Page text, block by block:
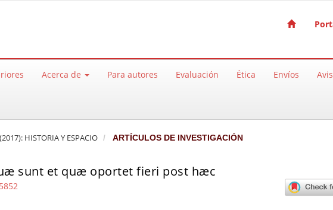
Acerca de Para autores Evaluación Ética Envíos
HISTORIA Y ESPACIO ARTÍCULOS DE INVESTIGACIÓN
sunt et quæ oportet fieri post hæc